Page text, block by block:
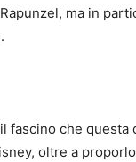
ma in
fascino che
oltre a